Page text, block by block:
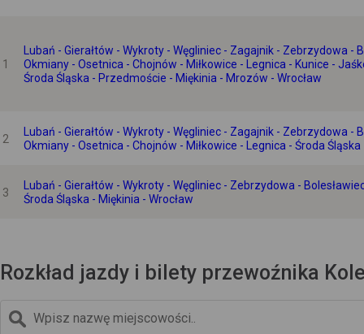
1
Lubań - Gierałtów - Wykroty - Węgliniec - Zagajnik - Zebrzydowa -
Okmiany - Osetnica - Chojnów - Miłkowice - Legnica - Kunice -
Środa Śląska - Przedmoście - Miękinia - Mrozów - Wrocław
2
Lubań - Gierałtów - Wykroty - Węgliniec - Zagajnik - Zebrzydowa -
Okmiany - Osetnica - Chojnów - Miłkowice - Legnica - Środa Śląska
3
Lubań - Gierałtów - Wykroty - Węgliniec - Zebrzydowa -
Środa Śląska - Miękinia - Wrocław
Rozkład jazdy i bilety przewoźnika